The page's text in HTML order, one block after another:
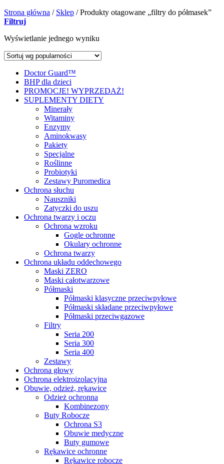
Strona główna / Sklep /Produkty otagowane „filtry do półmasek”
Filtruj
Wyświetlanie jednego wyniku
Doctor Guard™
BHP dla dzieci
PROMOCJE! WYPRZEDAŻ!
SUPLEMENTY DIETY
Minerały
Witaminy
Enzymy
Aminokwasy
Pakiety
Specjalne
Roślinne
Probiotyki
Zestawy Puromedica
Ochrona słuchu
Nauszniki
Zatyczki do uszu
Ochrona twarzy i oczu
Ochrona wzroku
Gogle ochronne
Okulary ochronne
Ochrona twarzy
Ochrona układu oddechowego
Maski ZERO
Maski całotwarzowe
Półmaski
Półmaski klasyczne przeciwpyłowe
Półmaski składane przeciwpyłowe
Półmaski przeciwgazowe
Filtry
Seria 200
Seria 300
Seria 400
Zestawy
Ochrona głowy
Ochrona elektroizolacyjna
Obuwie, odzież, rękawice
Odzież ochronna
Kombinezony
Buty Robocze
Ochrona S3
Obuwie medyczne
Buty gumowe
Rękawice ochronne
Rękawice robocze